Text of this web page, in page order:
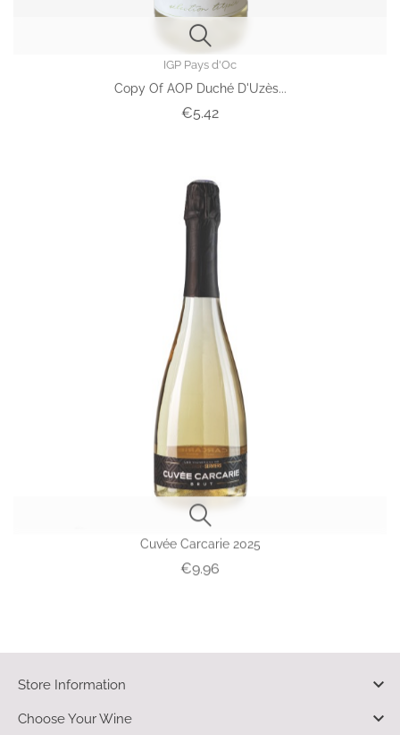
IGP Pays d'Oc
Copy Of AOP Duché D'Uzès...
€5.42Price
Cuvée Carcarie 2025
€9.96
Store Information 
Choose Your Wine 